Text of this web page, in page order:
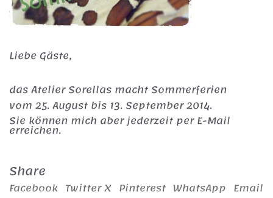
Liebe Gäste,
das Atelier Sorellas macht Sommerferien
vom 25. August bis 13. September 2014.
Sie können mich aber jederzeit per E-Mail
erreichen.
Share
Facebook Twitter X Pinterest WhatsApp Email